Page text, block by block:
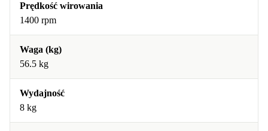
Prędkość wirowania
1400 rpm
Waga (kg)
56.5 kg
Wydajność
8 kg